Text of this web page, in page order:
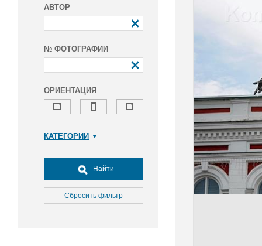
АВТОР
№ ФОТОГРАФИИ
ОРИЕНТАЦИЯ
КАТЕГОРИИ
Досуг, туризм и отдых
Культура
Медицина
Найти
Сбросить фильтр